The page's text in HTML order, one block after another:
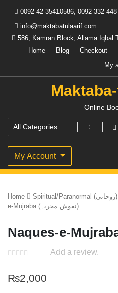
content
0092-42-35410586, 0092-332-
info@maktabatulaarif.com
586, Kamran Block, Allama Iqbal
Home
Blog Checkout
My
Online
My Account
Home Spiritual/Paranormal (روحانی)
e-Mujraba (نقوش مجربہ)
Add a review.
₨2,000